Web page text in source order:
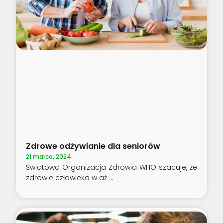
Zdrowe odżywianie dla seniorów
21 marca, 2024
Światowa Organizacja Zdrowia WHO szacuje, że
zdrowie człowieka w aż